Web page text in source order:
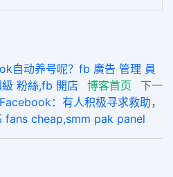
自动养号呢？fb 廣告 管理 員
粉絲,fb 開店
博客首页
下一
：有人积极寻求救助，
fans cheap,smm pak panel